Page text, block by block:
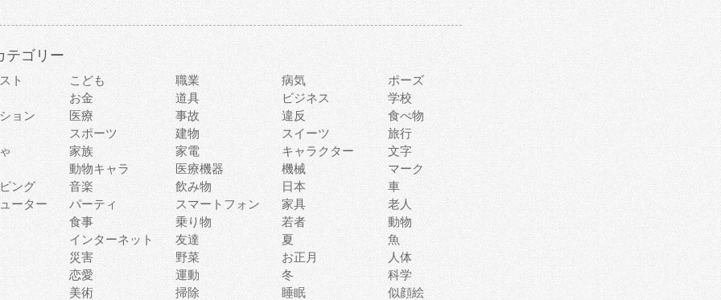
テゴリー
ト こども 職業 病気
ポーズ
お金
道具 ビジネス
学校
ョン
医療 事故 違反
食べ物
スポーツ
建物 スイーツ
旅行
家族 家電 キャラクター
文字
動物キャラ
医療機器 機械
マーク
ング
音楽 飲み物 日本
車
ーター
パーティ スマートフォン 家具
老人
食事
乗り物 若者
動物
インターネット
友達 夏
魚
災害
野菜 お正月
人体
恋愛
運動 冬
科学
美術
掃除 睡眠
似顔絵